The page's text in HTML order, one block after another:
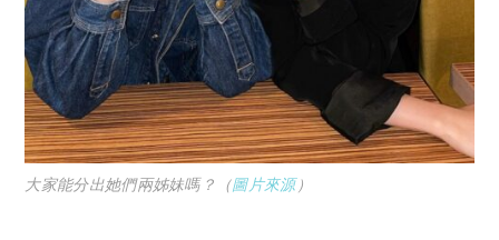
大家能分出她們兩姊妹嗎？（圖片來源）